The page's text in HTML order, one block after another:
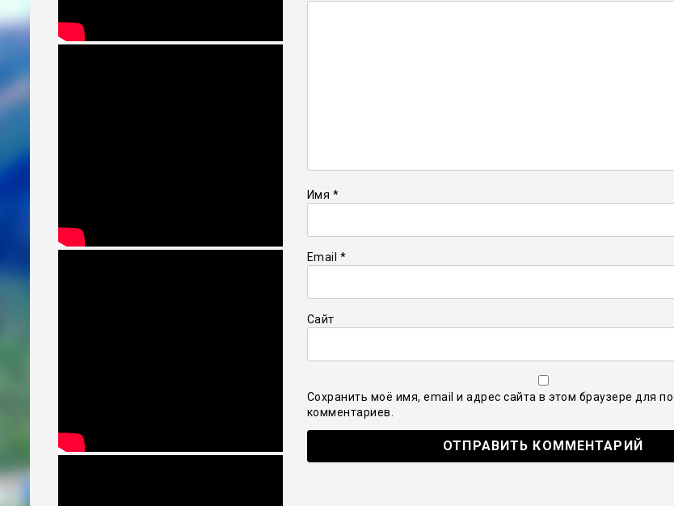
Имя *
Email *
Сайт
Сохранить моё имя, email и адрес сайта в этом браузере для
комментариев.